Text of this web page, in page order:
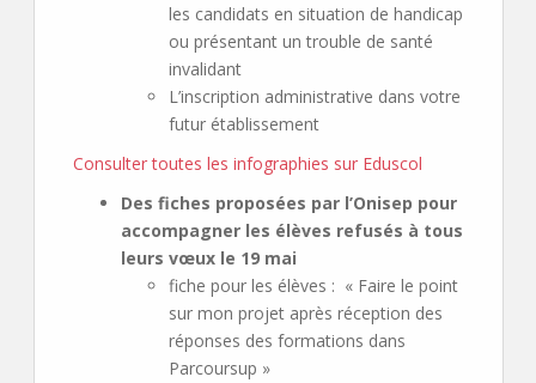
les candidats en situation de handicap
ou présentant un trouble de santé
invalidant
L’inscription administrative dans votre
futur établissement
Consulter toutes les infographies sur Eduscol
Des fiches proposées par l’Onisep pour
accompagner les élèves refusés à tous
leurs vœux le 19 mai
fiche pour les élèves : « Faire le point
sur mon projet après réception des
réponses des formations dans
Parcoursup »